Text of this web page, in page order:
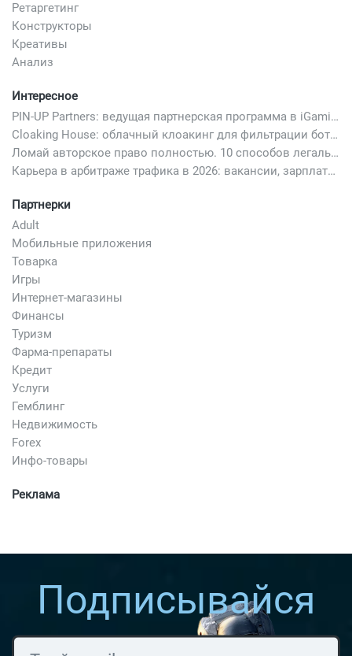
Ретаргетинг
Конструкторы
Креативы
Анализ
Интересное
PIN-UP Partners: ведущая партнерская программа в iGaming
Cloaking House: облачный клоакинг для фильтрации ботов FB и Google Ads — гайд PHP-интеграции 2026
Ломай авторское право полностью. 10 способов легально добавить любимый трек в свой креатив
Карьера в арбитраже трафика в 2026: вакансии, зарплаты и как начать
Партнерки
Adult
Мобильные приложения
Товарка
Игры
Интернет-магазины
Финансы
Туризм
Фарма-препараты
Кредит
Услуги
Гемблинг
Недвижимость
Forex
Инфо-товары
Реклама
Подписывайся